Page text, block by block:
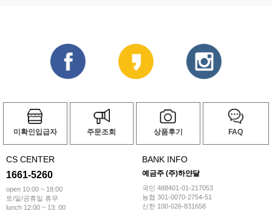
미확인입급자 주문조회 상품후기 FAQ
CS CENTER
1661-5260
open 10:00 ~ 18:00
토/일/공휴일 휴무
lunch 12:00 ~ 13: 00
BANK INFO
예금주 (주)하얀달
국민 488401-01-217053
농협 301-0070-2754-51
신한 100-026-831658